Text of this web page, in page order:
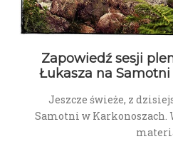
Zapowiedź sesji
Łukasza na
Jeszcze świeże, z
Samotni w Karkonoszach.